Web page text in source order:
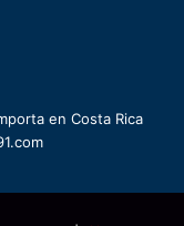
en Costa Rica